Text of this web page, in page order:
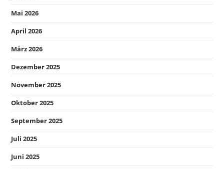
Mai 2026
April 2026
März 2026
Dezember 2025
November 2025
Oktober 2025
September 2025
Juli 2025
Juni 2025